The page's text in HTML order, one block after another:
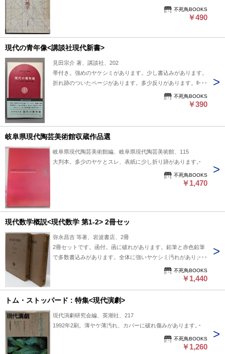
不死鳥BOOKS
￥490
現代の青年像<講談社現代新書>
見田宗介 著、講談社、202
帯付き。強めのヤケシミがあります。少し書込みがあります。
折れ跡のついたページがあります。多少反りがあります。昭和
不死鳥BOOKS
￥390
岐阜県現代陶芸美術館収蔵作品選
岐阜県現代陶芸美術館編、岐阜県現代陶芸美術館、115
大判本。多少のヤケとスレ、表紙に少し折り跡があります。
不死鳥BOOKS
￥1,470
現代数学概説<現代数学 第1-2> 2冊セッ
弥永昌吉 等著、岩波書店、2冊
2冊セットです。函付。函に破れがあります。鉛筆と赤色鉛筆
で多数書込みがあります。全体に強いヤケシミ汚れがありま
不死鳥BOOKS
￥1,440
トム・ストッパード : 特集<現代演劇>
現代演劇研究会編、英潮社、217
1992年2刷。薄ヤケ薄汚れ、カバーに破れ傷みがあります。
不死鳥BOOKS
￥1,260